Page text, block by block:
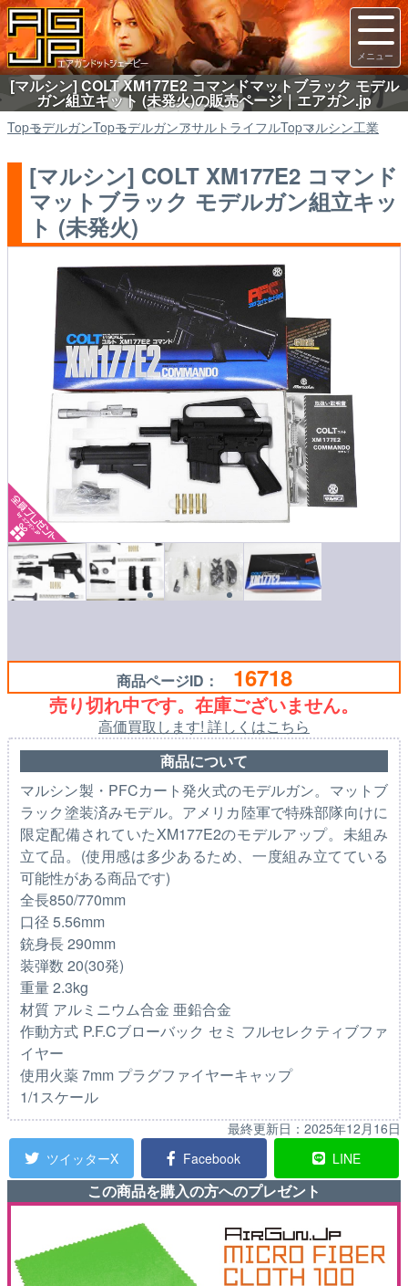
[マルシン] COLT XM177E2 コマンドマットブラック モデル
ガン組立キット (未発火)の販売ページ｜エアガン.jp
TopモデルガンTopモデルガンアサルトライフルTopマルシン工業
[マルシン] COLT XM177E2 コマンド
マットブラック モデルガン組立キッ
ト (未発火)
商品ページID： 16718
売り切れ中です。在庫ございません。
高価買取します! 詳しくはこちら
商品について
マルシン製・PFCカート発火式のモデルガン。マットブ
ラック塗装済みモデル。アメリカ陸軍で特殊部隊向けに
限定配備されていたXM177E2のモデルアップ。未組み
立て品。(使用感は多少あるため、一度組み立てている
可能性がある商品です)
全長850/770mm
口径 5.56mm
銃身長 290mm
装弾数 20(30発)
重量 2.3kg
材質 アルミニウム合金 亜鉛合金
作動方式 P.F.Cブローバック セミ フルセレクティブファ
イヤー
使用火薬 7mm プラグファイヤーキャップ
1/1スケール
最終更新日： 2025年12月16日
ツイッターX
Facebook LINE
この商品を購入の方へのプレゼント